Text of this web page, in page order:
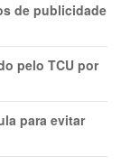
de publicidade
pelo TCU por
para evitar